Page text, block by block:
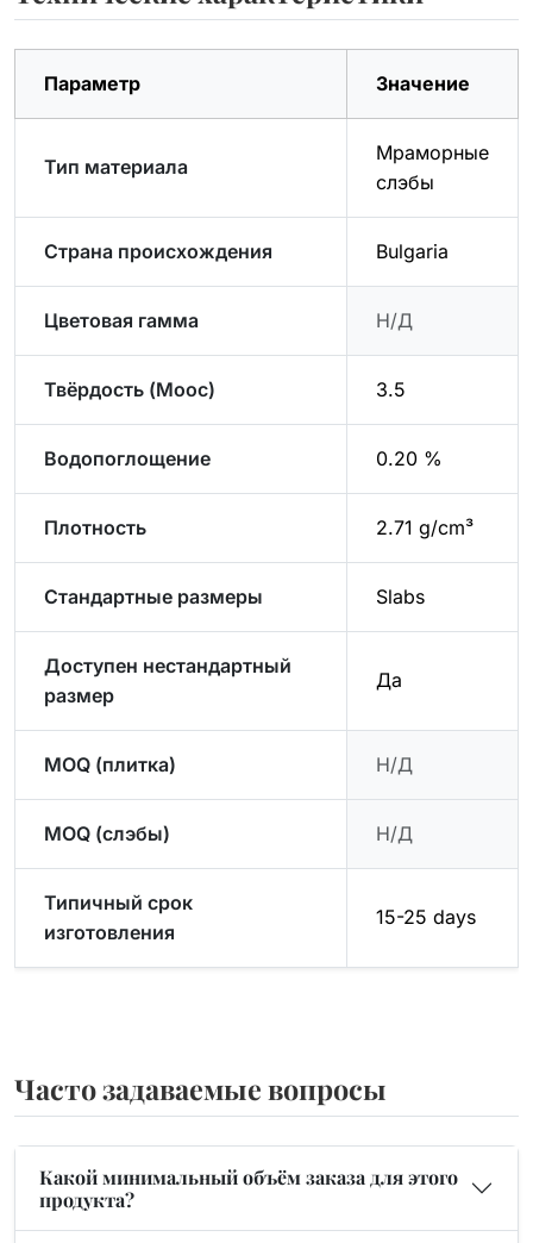
Параметр Значение
Тип материала
Мраморные
слэбы
Страна происхождения Bulgaria
Цветовая гамма Н/Д
Твёрдость (Моос) 3.5
Водопоглощение 0.20 %
Плотность 2.71 g/cm³
Стандартные размеры Slabs
Доступен нестандартный
размер
Да
MOQ (плитка) Н/Д
MOQ (слэбы) Н/Д
Типичный срок
изготовления
15-25 days
Часто задаваемые вопросы
Какой минимальный объём заказа для этого
продукта?